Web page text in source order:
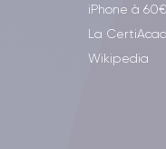
iPhone à 60€
La
Wikipedia